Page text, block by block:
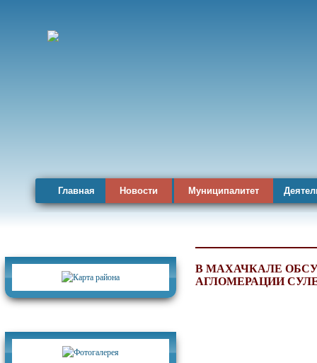
Главная Новости Муниципалитет
В МАХАЧКАЛЕ
АГЛОМЕРАЦИИ